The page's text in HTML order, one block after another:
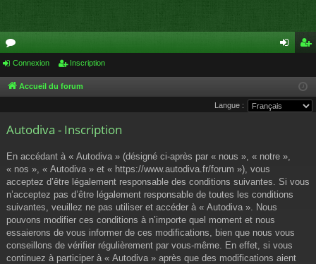
or
u
s
cri
pti
Connexion Inscription
Accueil du forum
Langue :
Autodiva - Inscription
En accédant à « Autodiva » (désigné ci-après par « nous », « notre »,
« nos », « Autodiva » et « https://www.autodiva.fr/forum »), vous
acceptez d’être légalement responsable des conditions suivantes. Si vous
n’acceptez pas d’être légalement responsable de toutes les conditions
suivantes, veuillez ne pas utiliser et accéder à « Autodiva ». Nous
pouvons modifier ces conditions à n’importe quel moment et nous
essaierons de vous informer de ces modifications, bien que nous vous
conseillons de vérifier régulièrement par vous-même. En effet, si vous
continuez à participer à « Autodiva » après que des modifications aient